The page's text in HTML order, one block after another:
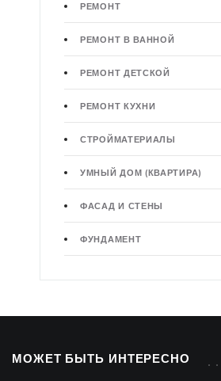
РЕМОНТ
РЕМОНТ В ВАННОЙ
РЕМОНТ ДЕТСКОЙ
РЕМОНТ КУХНИ
СТРОЙМАТЕРИАЛЫ
УМНЫЙ ДОМ (КВАРТИРА)
ФАСАД И СТЕНЫ
ФУНДАМЕНТ
МОЖЕТ БЫТЬ ИНТЕРЕСНО